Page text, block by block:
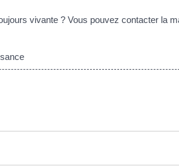
vivante ? Vous pouvez contacter la